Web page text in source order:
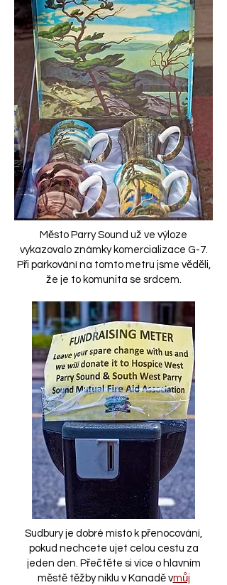
Město Parry Sound už ve výloze
vykazovalo známky komercializace G-7.
Při parkování na tomto metru jsme věděli,
že je to komunita se srdcem.
Sudbury je dobré místo k přenocování,
pokud nechcete ujet celou cestu za
jeden den. Přečtěte si více o hlavním
městě těžby niklu v Kanadě vmůj